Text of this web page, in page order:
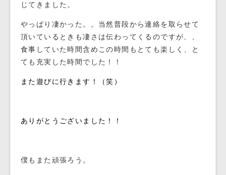
じてきました。
やっぱり凄かった。。当然普段から連絡を取らせて
頂いているときも凄さは伝わってくるのですが、、
食事していた時間含めこの時間もとても楽しく、と
ても充実した時間でした！！
また遊びに行きます！（笑）
ありがとうございました！！
僕もまた頑張ろう。